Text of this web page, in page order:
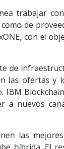
trabajar
de
con el
de
las ofertas y
a nuevos
las